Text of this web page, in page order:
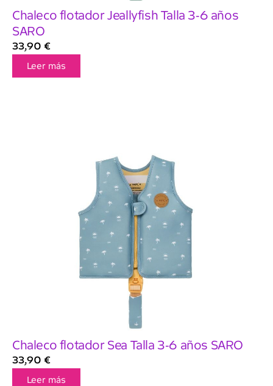
Chaleco flotador Jeallyfish Talla 3-6 años
SARO
33,90 €
Leer más
Chaleco flotador Sea Talla 3-6 años SARO
33,90 €
Leer más